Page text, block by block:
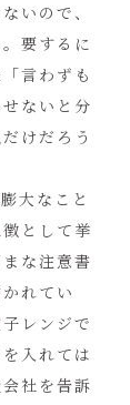
いので、
要するに
言わずも
ないと分
けだろう
大なこと
として挙
な注意書
れてい
レンジで
入れては
社を告訴